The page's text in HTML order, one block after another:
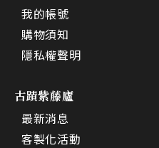
我的帳號
購物須知
隱私權聲明
古蹟紫藤廬
最新消息
客製化活動